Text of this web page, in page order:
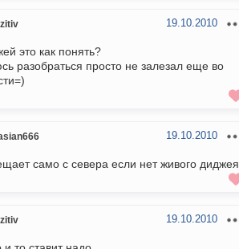
19.10.2010
это как понять?
разобраться просто не залезал еще во
19.10.2010
само с севера если нет живого диджея
19.10.2010